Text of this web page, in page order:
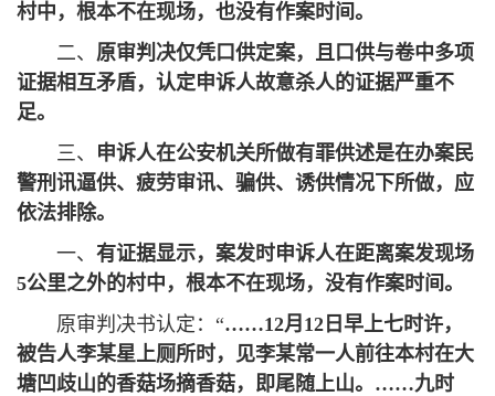
村中，根本不在现场，也没有作案时间。
二、 原审判决仅凭口供定案，且口供与卷中多项
证据相互矛盾，认定申诉人故意杀人的证据严重不
足。
三、 申诉人在公安机关所做有罪供述是在办案民
警刑讯逼供、疲劳审讯、骗供、诱供情况下所做，应
依法排除。
一、 有证据显示，案发时申诉人在距离案发现场
5公里之外的村中，根本不在现场，没有作案时间。
原审判决书认定：“……12月12日早上七时许，
被告人李某星上厕所时，见李某常一人前往本村在大
塘凹歧山的香菇场摘香菇，即尾随上山。 ……九时